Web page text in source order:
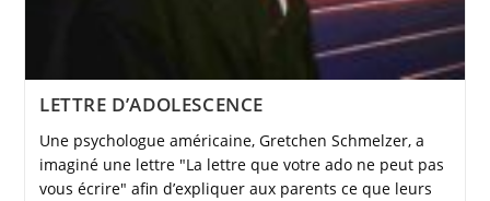
LETTRE D’ADOLESCENCE
Une psychologue américaine, Gretchen Schmelzer, a
imaginé une lettre "La lettre que votre ado ne peut pas
vous écrire" afin d’expliquer aux parents ce que leurs